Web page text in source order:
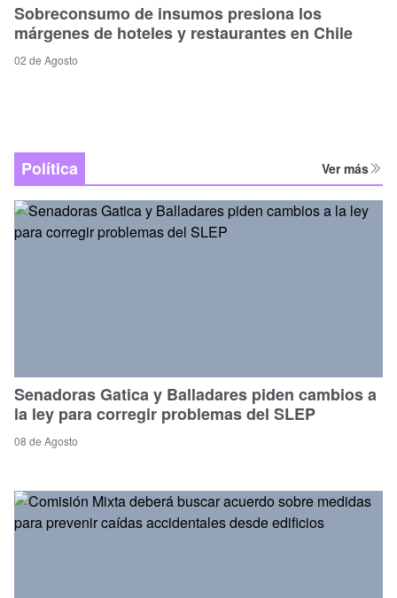
Sobreconsumo de insumos presiona los
márgenes de hoteles y restaurantes en Chile
02 de Agosto
Política Ver más
Senadoras Gatica y Balladares piden cambios a
la ley para corregir problemas del SLEP
08 de Agosto